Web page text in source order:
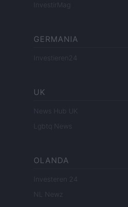
InvestirMag
GERMANIA
Investieren24
UK
News Hub UK
Lgbtq News
OLANDA
Investeren 24
NL Newz